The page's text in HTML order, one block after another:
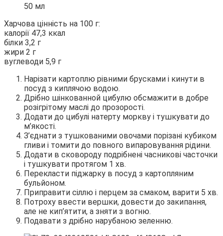
50 мл
Харчова цінність на 100 г:
калорії 47,3 ккал
білки 3,2 г
жири 2 г
вуглеводи 5,9 г
Нарізати картоплю рівними брусками і кинути в
посуд з киплячою водою.
Дрібно шінкованной цибулю обсмажити в добре
розігрітому маслі до прозорості.
Додати до цибулі натерту моркву і тушкувати до
м’якості.
З’єднати з тушкованими овочами порізані кубиком
гливи і томити до повного випаровування рідини.
Додати в сковороду подрібнені часникові часточки
і тушкувати протягом 1 хв.
Перекласти піджарку в посуд з картопляним
бульйоном.
Приправити сіллю і перцем за смаком, варити 5 хв.
Потроху ввести вершки, довести до закипання,
але не кип’ятити, а зняти з вогню.
Подавати з дрібно нарубаною зеленню.